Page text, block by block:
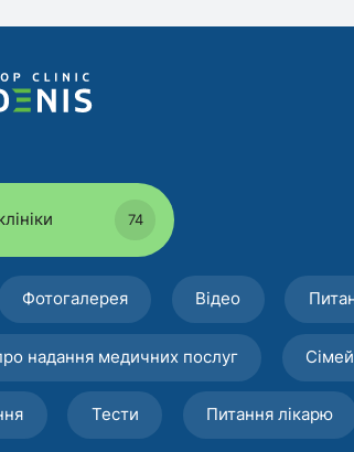
74
Фотогалерея Відео
надання медичних послуг
Тести Питання лікарю